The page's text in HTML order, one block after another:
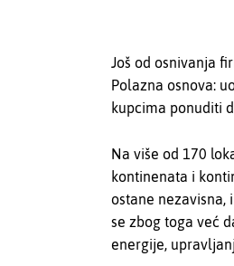
Još od osnivanja
Polazna osnova:
kupcima ponuditi
Na više od 170
kontinenata i
ostane
se zbog toga već
energije,